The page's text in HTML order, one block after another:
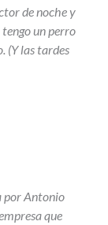
de noche y
un perro
(Y las tardes
por Antonio
que